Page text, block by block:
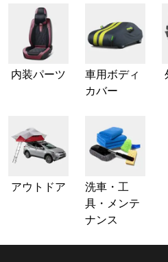
内装パーツ
車用ボディ
カバー
アウトドア
洗車・工
具・メンテ
ナンス